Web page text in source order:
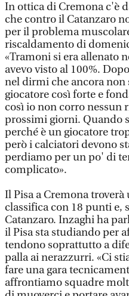
In ottica di Cremona c'è
che contro il Catanzaro
per il problema
riscaldamento di
«Tramoni si era allenato
avevo visto al 100%.
nel dirmi che ancora non
giocatore così forte e
così io non corro nessun
prossimi giorni. Quando
perché è un giocatore
però i calciatori devono
perdiamo per un po' di
complicato».
Il Pisa a Cremona
classifica con 18 punti e,
Catanzaro. Inzaghi ha
il Pisa sta studiando per
tendono soprattutto a
palla ai nerazzurri. «Ci
fare una gara
affrontiamo squadre